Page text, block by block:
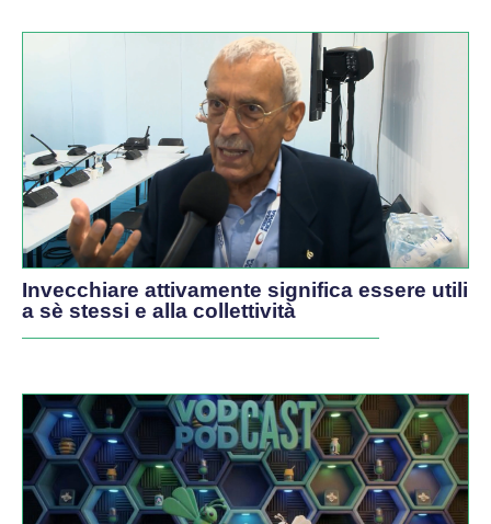
Invecchiare attivamente significa essere utili
a sè stessi e alla collettività
PODCAST